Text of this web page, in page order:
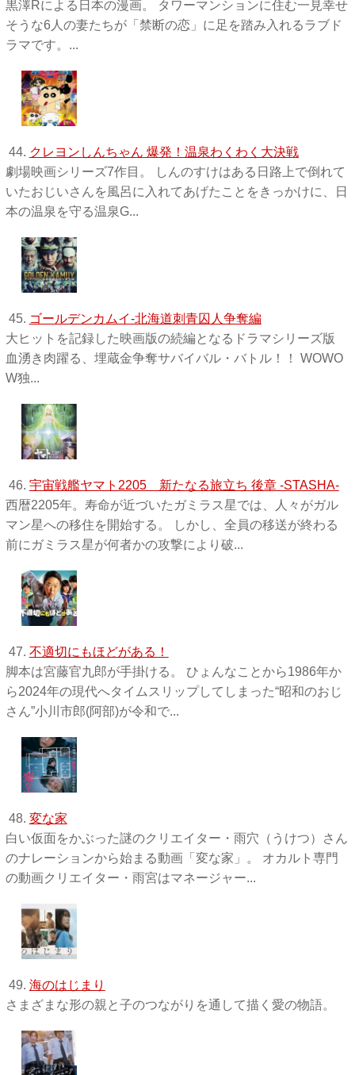
黒澤Rによる日本の漫画。 タワーマンションに住む一見幸せ
そうな6人の妻たちが「禁断の恋」に足を踏み入れるラブド
ラマです。...
44. クレヨンしんちゃん 爆発！温泉わくわく大決戦
劇場映画シリーズ7作目。 しんのすけはある日路上で倒れて
いたおじいさんを風呂に入れてあげたことをきっかけに、日
本の温泉を守る温泉G...
45. ゴールデンカムイ-北海道刺青囚人争奪編
大ヒットを記録した映画版の続編となるドラマシリーズ版
血湧き肉躍る、埋蔵金争奪サバイバル・バトル！！ WOWO
W独 ...
46. 宇宙戦艦ヤマト2205 新たなる旅立ち 後章 -STASHA-
西暦2205年。寿命が近づいたガミラス星では、人々がガル
マン星への移住を開始する。 しかし、全員の移送が終わる
前にガミラス星が何者かの攻撃により破...
47. 不適切にもほどがある！
脚本は宮藤官九郎が手掛ける。 ひょんなことから1986年か
ら2024年の現代へタイムスリップしてしまった“昭和のおじ
さん”小川市郎(阿部)が令和で...
48. 変な家
白い仮面をかぶった謎のクリエイター・雨穴（うけつ）さん
のナレーションから始まる動画「変な家」。 オカルト専門
の動画クリエイター・雨宮はマネージャー...
49. 海のはじまり
さまざまな形の親と子のつながりを通して描く愛の物語。